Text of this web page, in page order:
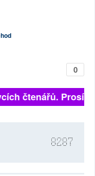
0
čtenářů.
8287